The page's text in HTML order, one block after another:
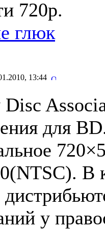
720p.
глюк
13:44
для
В
у